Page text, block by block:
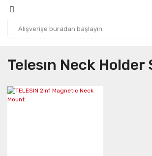
Telesın Neck Holder